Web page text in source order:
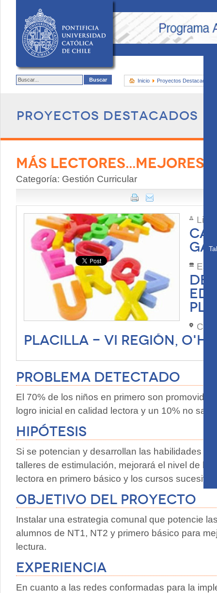
Inicio Proyectos Destacados
Proyectos destacados
MÁS LECTORES...MEJORES
Categoría: Gestión Curricular
PLACILLA - VI REGIÓN,
Problema Detectado
El 70% de los niños en primero son
logro inicial en calidad lectora y un 10% no
Hipótesis
Si se potencian y desarrollan las habilidades
talleres de estimulación, mejorará el nivel de
lectora en primero básico y los cursos
Objetivo del proyecto
Instalar una estrategia comunal que potencie
alumnos de NT1, NT2 y primero básico para
lectura.
Experiencia
En cuanto a las redes conformadas para la